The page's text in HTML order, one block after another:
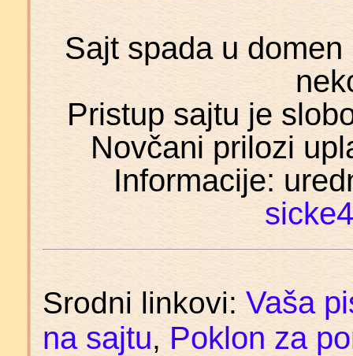
Sajt spada u
Pristup sajtu je
Novčani prilozi
Informacije:
Srodni linkovi: Vaša
na sajtu, Poklon za